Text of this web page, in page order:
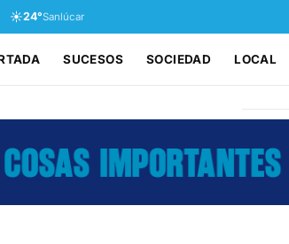
☀️24°Sanlúcar
SUCESOS SOCIEDAD LOCAL